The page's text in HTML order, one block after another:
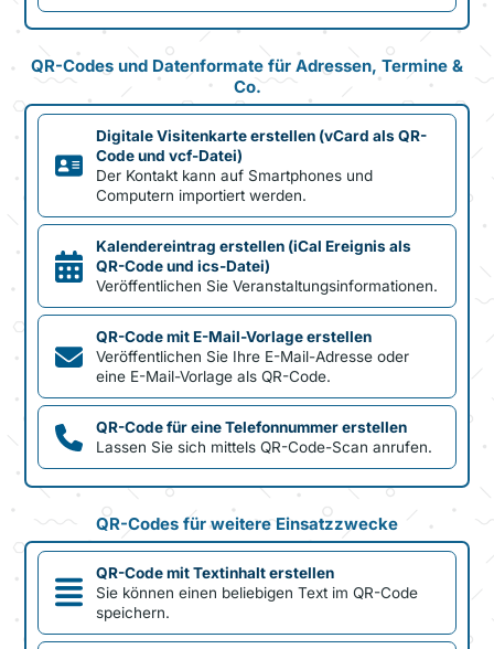
QR-Codes und Datenformate für Adressen, Termine &
Co.
Digitale Visitenkarte erstellen (vCard als QR-
Code und vcf-Datei)
Der Kontakt kann auf Smartphones und
Computern importiert werden.
Kalendereintrag erstellen (iCal Ereignis als
QR-Code und ics-Datei)
Veröffentlichen Sie Veranstaltungsinformationen.
QR-Code mit E-Mail-Vorlage erstellen
Veröffentlichen Sie Ihre E-Mail-Adresse oder
eine E-Mail-Vorlage als QR-Code.
QR-Code für eine Telefonnummer erstellen
Lassen Sie sich mittels QR-Code-Scan anrufen.
QR-Codes für weitere Einsatzzwecke
QR-Code mit Textinhalt erstellen
Sie können einen beliebigen Text im QR-Code
speichern.